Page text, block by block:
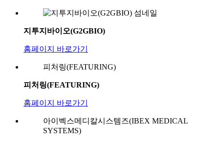
지투지바이오(G2GBIO)
홈페이지 바로가기
피처링(FEATURING)
피처링(FEATURING)
홈페이지 바로가기
아이벡스메디칼시스템즈(IBEX MEDICAL
SYSTEMS)